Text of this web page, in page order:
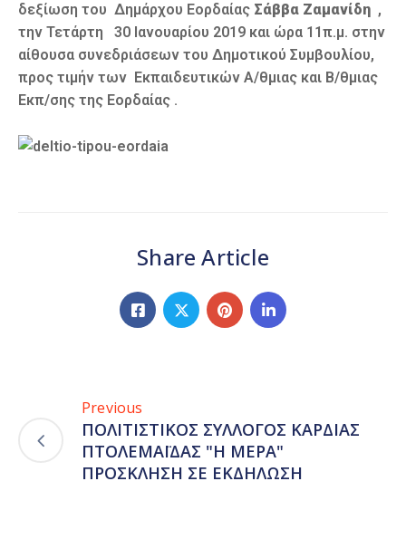
δεξίωση του Δημάρχου Εορδαίας Σάββα Ζαμανίδη ,
την Τετάρτη 30 Ιανουαρίου 2019 και ώρα 11π.μ. στην
αίθουσα συνεδριάσεων του Δημοτικού Συμβουλίου,
προς τιμήν των Εκπαιδευτικών Α/θμιας και Β/θμιας
Εκπ/σης της Εορδαίας .
Share Article
Previous
ΠΟΛΙΤΙΣΤΙΚΟΣ ΣΥΛΛΟΓΟΣ ΚΑΡΔΙΑΣ
ΠΤΟΛΕΜΑΪΔΑΣ "Η ΜΕΡΑ"
ΠΡΟΣΚΛΗΣΗ ΣΕ ΕΚΔΗΛΩΣΗ